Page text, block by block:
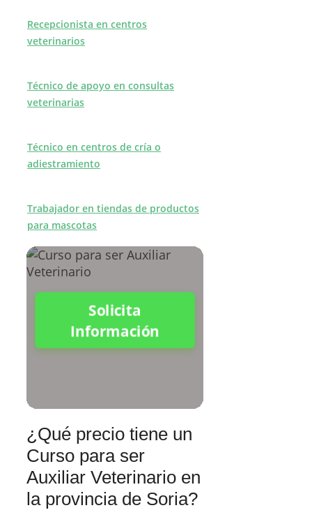
Recepcionista en centros
veterinarios
Técnico de apoyo en consultas
veterinarias
Técnico en centros de cría o
adiestramiento
Trabajador en tiendas de productos
para mascotas
Solicita
Información
¿Qué precio tiene un
Curso para ser
Auxiliar Veterinario en
la provincia de Soria?